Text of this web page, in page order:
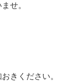
せ。
きください。